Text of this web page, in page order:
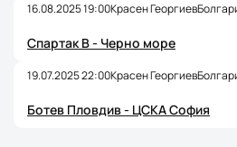
16.08.2025 19:00Красен Георгиев
Спартак В - Черно море
19.07.2025 22:00Красен Георгиев
Ботев Пловдив - ЦСКА София